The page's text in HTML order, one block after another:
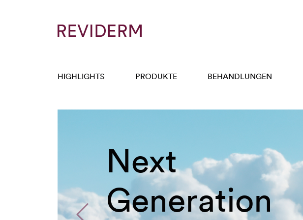
HIGHLIGHTS PRODUKTE BEHANDLUNGEN